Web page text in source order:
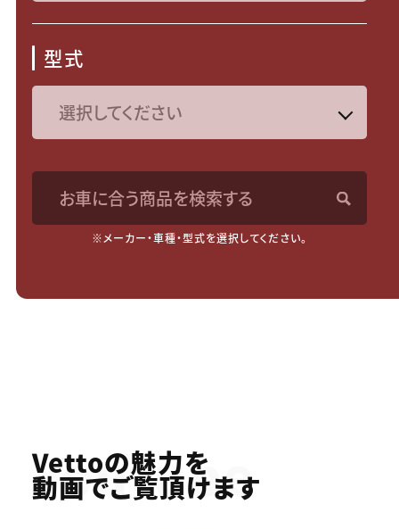
型式
お車に合う商品を検索する
※メーカー・車種・型式を選択してください。
Youtube
Vettoの魅力を
動画でご覧頂けます